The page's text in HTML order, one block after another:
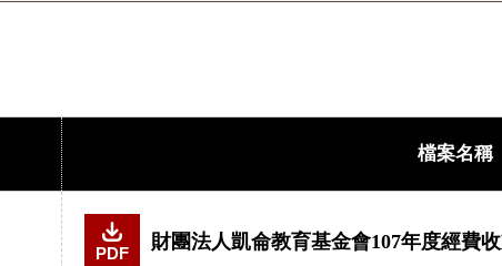
檔案名稱
PDF
財團法人凱侖教育基金會107年度經費